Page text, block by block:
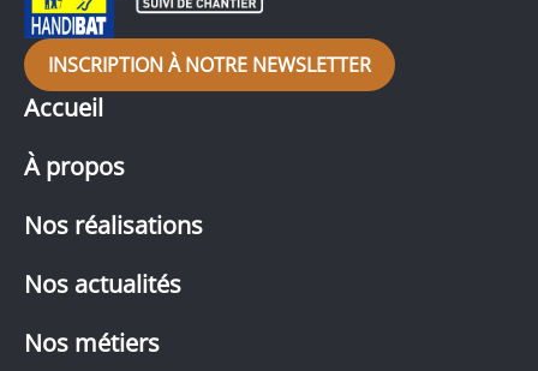
Accueil
À propos
Nos réalisations
Nos actualités
Nos métiers
INSCRIPTION À NOTRE NEWSLETTER